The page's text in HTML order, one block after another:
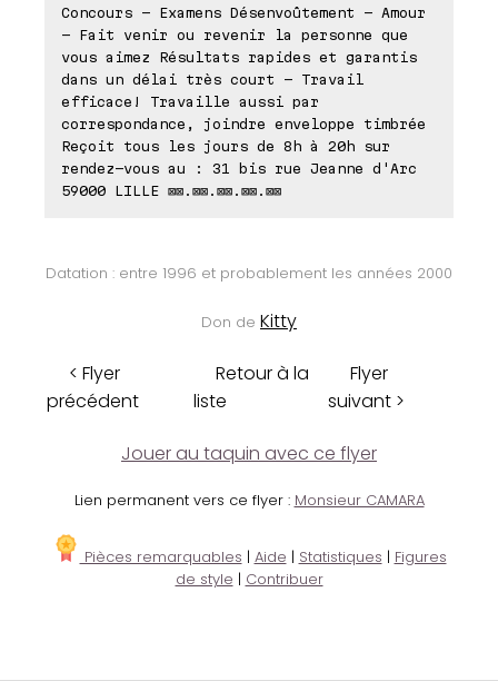
Concours - Examens Désenvoûtement - Amour
- Fait venir ou revenir la personne que
vous aimez Résultats rapides et garantis
dans un délai très court - Travail
efficace! Travaille aussi par
correspondance, joindre enveloppe timbrée
Reçoit tous les jours de 8h à 20h sur
rendez-vous au : 31 bis rue Jeanne d'Arc
59000 LILLE ⊠⊠.⊠⊠.⊠⊠.⊠⊠.⊠⊠
Datation : entre 1996 et probablement les années 2000
Don de Kitty
< Flyer
précédent
Retour à la
liste
Flyer
suivant >
Jouer au taquin avec ce flyer
Lien permanent vers ce flyer : Monsieur CAMARA
Pièces remarquables | Aide | Statistiques | Figures
de style | Contribuer